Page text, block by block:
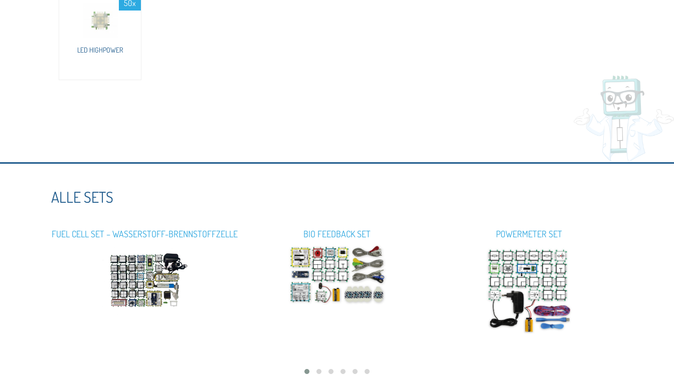
50x
LED HIGHPOWER
ALLE SETS
FUEL CELL SET – WASSERSTOFF-BRENNSTOFFZELLE BIO FEEDBACK SET POWERMETER SET